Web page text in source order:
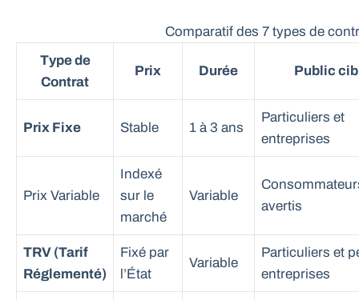
Comparatif des 7 types de
Type de
Contrat
Prix Durée Public
Prix Fixe Stable 1 à 3 ans
Particuliers et
entreprises
Prix Variable
Indexé
sur le
marché
Variable
avertis
TRV (Tarif
Réglementé)
Fixé par
l’État
Variable
Particuliers et
entreprises